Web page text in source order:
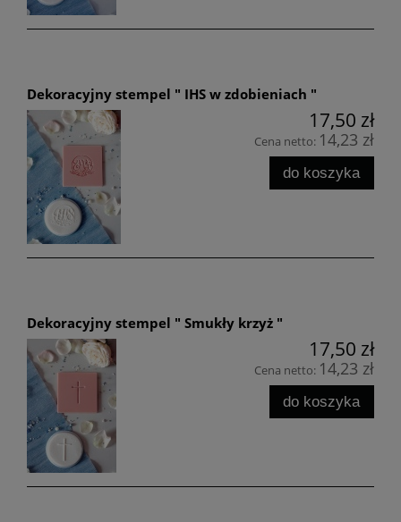
Dekoracyjny stempel " IHS w zdobieniach "
17,50 zł
Cena netto: 14,23 zł
do koszyka
Dekoracyjny stempel " Smukły krzyż "
17,50 zł
Cena netto: 14,23 zł
do koszyka